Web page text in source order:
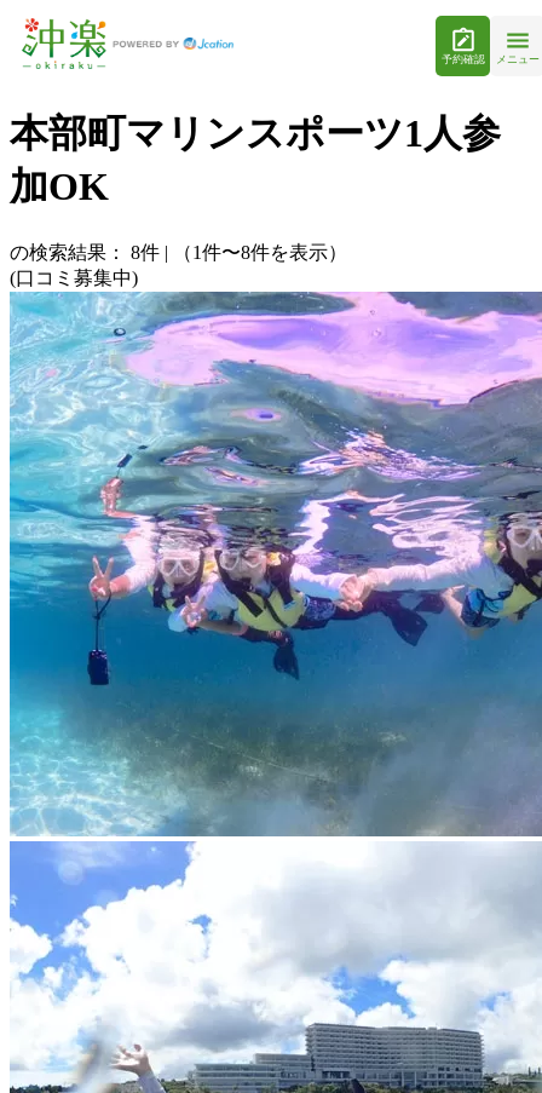
予約確認 メニュー
本部町マリンスポーツ1人参
加OK
の検索結果： 8件 |
（1件〜8件を表示）
(口コミ募集中)